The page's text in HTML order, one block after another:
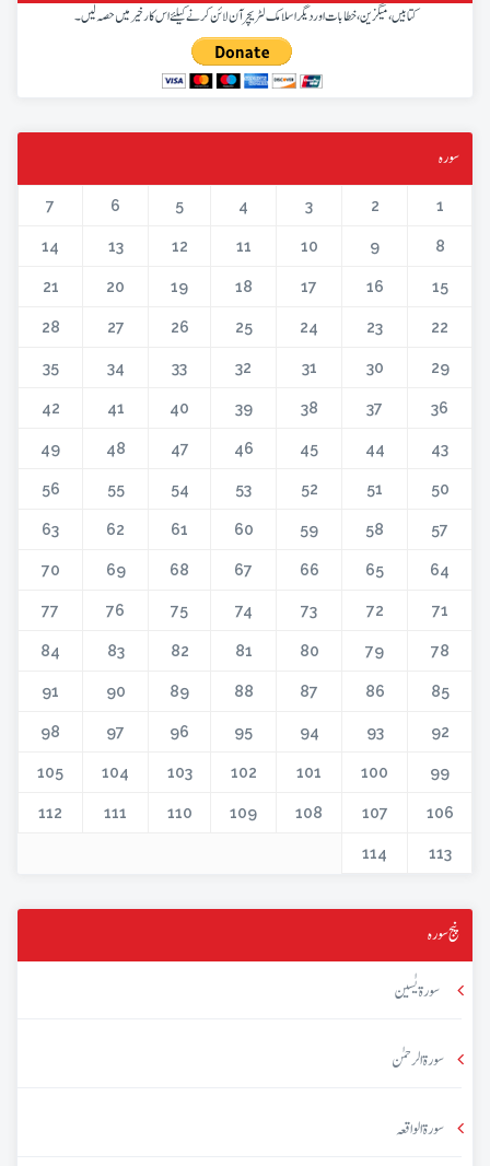
کتابیں، میگزین، خطابات اور دیگر اسلامک لٹریچر آن لائن کرنے کیلئے اس کار خیر میں حصہ لیں۔
سورہ
1
2
3
4
5
6
7
8
9
10
11
12
13
14
15
16
17
18
19
20
21
22
23
24
25
26
27
28
29
30
31
32
33
34
35
36
37
38
39
40
41
42
43
44
45
46
47
48
49
50
51
52
53
54
55
56
57
58
59
60
61
62
63
64
65
66
67
68
69
70
71
72
73
74
75
76
77
78
79
80
81
82
83
84
85
86
87
88
89
90
91
92
93
94
95
96
97
98
99
100
101
102
103
104
105
106
107
108
109
110
111
112
113
114
پنج سورہ
سورۃ یٰسین
سورۃ الرحمٰن
سورۃ الواقعہ